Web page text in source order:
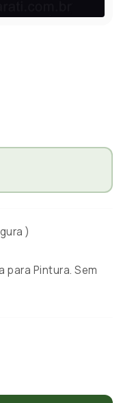
)
para Pintura. Sem